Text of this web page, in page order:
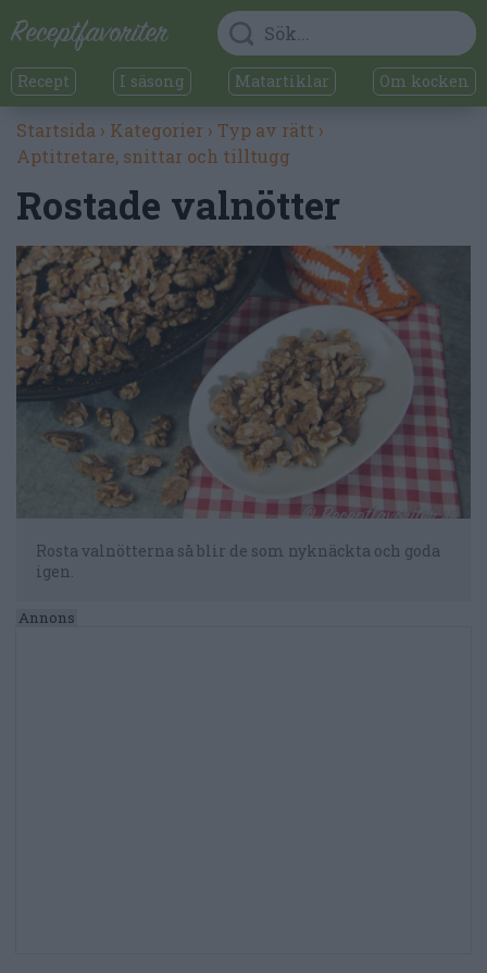
Recept I säsong Matartiklar Om kocken
Startsida › Kategorier › Typ av rätt ›
Aptitretare, snittar och tilltugg
Rostade valnötter
Rosta valnötterna så blir de som nyknäckta och goda
igen.